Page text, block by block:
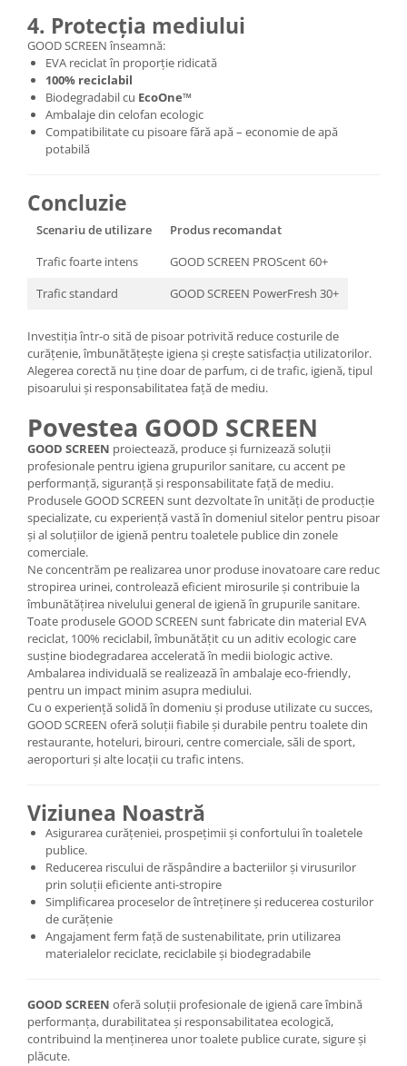
4. Protecția mediului
GOOD SCREEN înseamnă:
EVA reciclat în proporție ridicată
100% reciclabil
Biodegradabil cu EcoOne™
Ambalaje din celofan ecologic
Compatibilitate cu pisoare fără apă – economie de apă
potabilă
Concluzie
Scenariu de utilizare
Produs recomandat
Trafic foarte intens
GOOD SCREEN PROScent 60+
Trafic standard
GOOD SCREEN PowerFresh 30+
Investiția într-o sită de pisoar potrivită reduce costurile de
curățenie, îmbunătățește igiena și crește satisfacția utilizatorilor.
Alegerea corectă nu ține doar de parfum, ci de trafic, igienă, tipul
pisoarului și responsabilitatea față de mediu.
Povestea GOOD SCREEN
GOOD SCREEN proiectează, produce și furnizează soluții
profesionale pentru igiena grupurilor sanitare, cu accent pe
performanță, siguranță și responsabilitate față de mediu.
Produsele GOOD SCREEN sunt dezvoltate în unități de producție
specializate, cu experiență vastă în domeniul sitelor pentru pisoar
și al soluțiilor de igienă pentru toaletele publice din zonele
comerciale.
Ne concentrăm pe realizarea unor produse inovatoare care reduc
stropirea urinei, controlează eficient mirosurile și contribuie la
îmbunătățirea nivelului general de igienă în grupurile sanitare.
Toate produsele GOOD SCREEN sunt fabricate din material EVA
reciclat, 100% reciclabil, îmbunătățit cu un aditiv ecologic care
susține biodegradarea accelerată în medii biologic active.
Ambalarea individuală se realizează în ambalaje eco-friendly,
pentru un impact minim asupra mediului.
Cu o experiență solidă în domeniu și produse utilizate cu succes,
GOOD SCREEN oferă soluții fiabile și durabile pentru toalete din
restaurante, hoteluri, birouri, centre comerciale, săli de sport,
aeroporturi și alte locații cu trafic intens.
Viziunea Noastră
Asigurarea curățeniei, prospețimii și confortului în toaletele
publice.
Reducerea riscului de răspândire a bacteriilor și virusurilor
prin soluții eficiente anti-stropire
Simplificarea proceselor de întreținere și reducerea costurilor
de curățenie
Angajament ferm față de sustenabilitate, prin utilizarea
materialelor reciclate, reciclabile și biodegradabile
GOOD SCREEN oferă soluții profesionale de igienă care îmbină
performanța, durabilitatea și responsabilitatea ecologică,
contribuind la menținerea unor toalete publice curate, sigure și
plăcute.